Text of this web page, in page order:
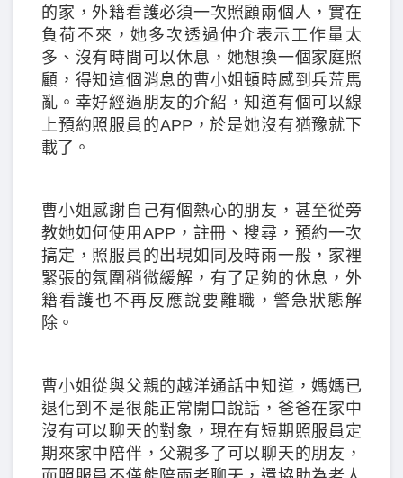
的家，外籍看護必須一次照顧兩個人，實在
負荷不來，她多次透過仲介表示工作量太
多、沒有時間可以休息，她想換一個家庭照
顧，得知這個消息的曹小姐頓時感到兵荒馬
亂。幸好經過朋友的介紹，知道有個可以線
上預約照服員的APP，於是她沒有猶豫就下
載了。
曹小姐感謝自己有個熱心的朋友，甚至從旁
教她如何使用APP，註冊、搜尋，預約一次
搞定，照服員的出現如同及時雨一般，家裡
緊張的氛圍稍微緩解，有了足夠的休息，外
籍看護也不再反應說要離職，警急狀態解
除。
曹小姐從與父親的越洋通話中知道，媽媽已
退化到不是很能正常開口說話，爸爸在家中
沒有可以聊天的對象，現在有短期照服員定
期來家中陪伴，父親多了可以聊天的朋友，